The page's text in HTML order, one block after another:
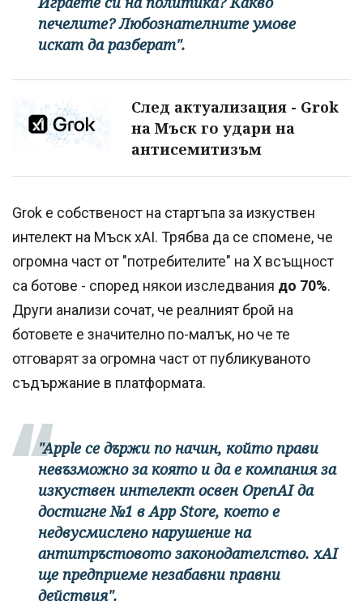
печелите? Любознателните умове
искат да разберат".
След актуализация - Grok
на Мъск го удари на
антисемитизъм
Grok е собственост на стартъпа за изкуствен
интелект на Мъск xAI. Трябва да се спомене, че
огромна част от "потребителите" на Х всъщност
са ботове - според някои изследвания до 70%.
Други анализи сочат, че реалният брой на
ботовете е значително по-малък, но че те
отговарят за огромна част от публикуваното
съдържание в платформата.
"Apple се държи по начин, който прави
невъзможно за която и да е компания за
изкуствен интелект освен OpenAI да
достигне №1 в App Store, което е
недвусмислено нарушение на
антитръстовото законодателство. xAI
ще предприеме незабавни правни
действия".